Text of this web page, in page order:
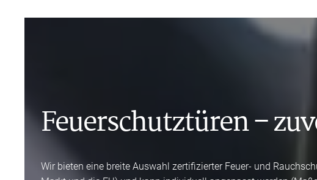
Feuerschutztüren –
Wir bieten eine breite Auswahl zertifizierter Feuer- und